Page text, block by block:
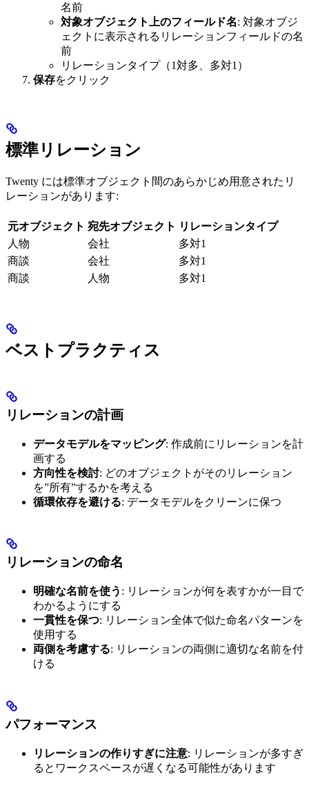
名前
対象オブジェクト上のフィールド名: 対象オブジ
ェクトに表示されるリレーションフィールドの名
前
リレーションタイプ（1対多、多対1）
保存をクリック
標準リレーション
Twenty には標準オブジェクト間のあらかじめ用意されたリ
レーションがあります:
元オブジェクト 宛先オブジェクト リレーションタイプ
人物
会社
多対1
商談
会社
多対1
商談
人物 多対1
ベストプラクティス
リレーションの計画
データモデルをマッピング: 作成前にリレーションを計
画する
方向性を検討: どのオブジェクトがそのリレーション
を”所有”するかを考える
循環依存を避ける: データモデルをクリーンに保つ
リレーションの命名
明確な名前を使う : リレーションが何を表すかが一目で
わかるようにする
一貫性を保つ: リレーション全体で似た命名パターンを
使用する
両側を考慮する: リレーションの両側に適切な名前を付
ける
パフォーマンス
リレーションの作りすぎに注意: リレーションが多すぎ
るとワークスペースが遅くなる可能性があります